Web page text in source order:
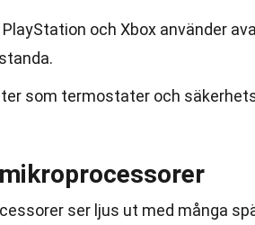
och Xbox använder
som termostater och
ser ljus ut med många